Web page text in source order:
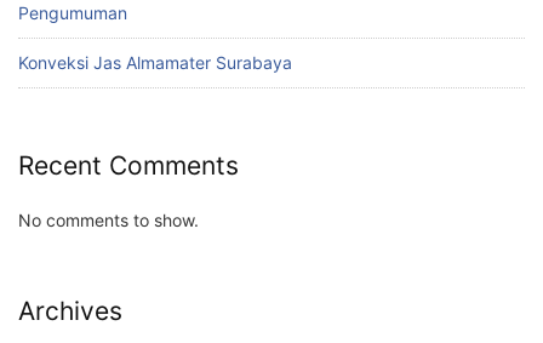
Pengumuman
Konveksi Jas Almamater Surabaya
Recent Comments
No comments to show.
Archives